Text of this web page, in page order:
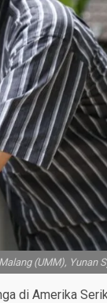
(UMM), Yunan
di Amerika